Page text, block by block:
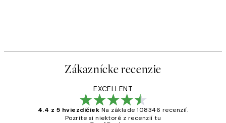
Zákaznícke recenzie
EXCELLENT
4.4 z 5 hviezdičiek Na základe 108346 recenzií.
Pozrite si niektoré z recenzií tu